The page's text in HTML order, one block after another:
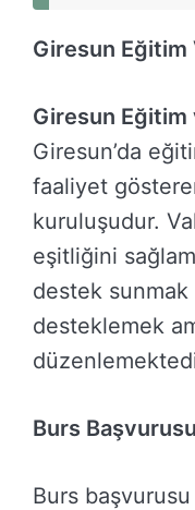
Giresun Eğitim
Giresun Eğitim
Giresun’da
faaliyet
kuruluşudur.
eşitliğini
destek sunmak
desteklemek
Burs Başvurusu
Burs